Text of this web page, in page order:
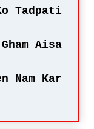
Tadpati
Aisa
Nam Kar